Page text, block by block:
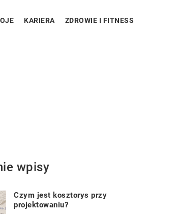
KARIERA ZDROWIE I FITNESS
wpisy
Czym jest kosztorys przy
projektowaniu?